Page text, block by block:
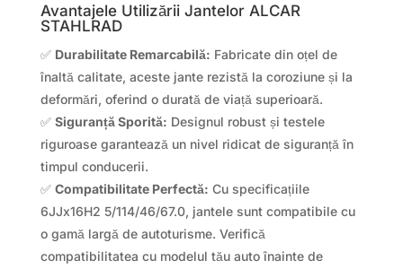
Avantajele Utilizării Jantelor ALCAR
STAHLRAD
✅ Durabilitate Remarcabilă: Fabricate din oțel de
înaltă calitate, aceste jante rezistă la coroziune și la
deformări, oferind o durată de viață superioară.
✅ Siguranță Sporită: Designul robust și testele
riguroase garantează un nivel ridicat de siguranță în
timpul conducerii.
✅ Compatibilitate Perfectă: Cu specificațiile
6JJx16H2 5/114/46/67.0, jantele sunt compatibile cu
o gamă largă de autoturisme. Verifică
compatibilitatea cu modelul tău auto înainte de